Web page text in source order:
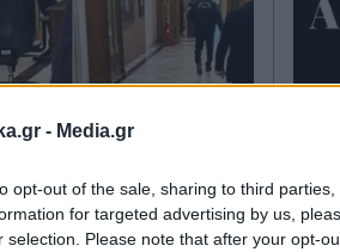
- Media.gr
opt-out of the sale, sharing to third
for targeted advertising by us,
selection. Please note that after your opt-
22.11.2024 14:31
NEWSROOM